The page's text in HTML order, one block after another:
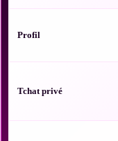
Profil
Tchat privé